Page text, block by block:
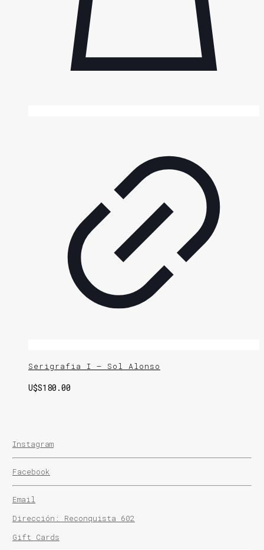
Serigrafia I – Sol Alonso
U$S180.00
Instagram
Facebook
Email
Dirección: Reconquista 602
Gift Cards